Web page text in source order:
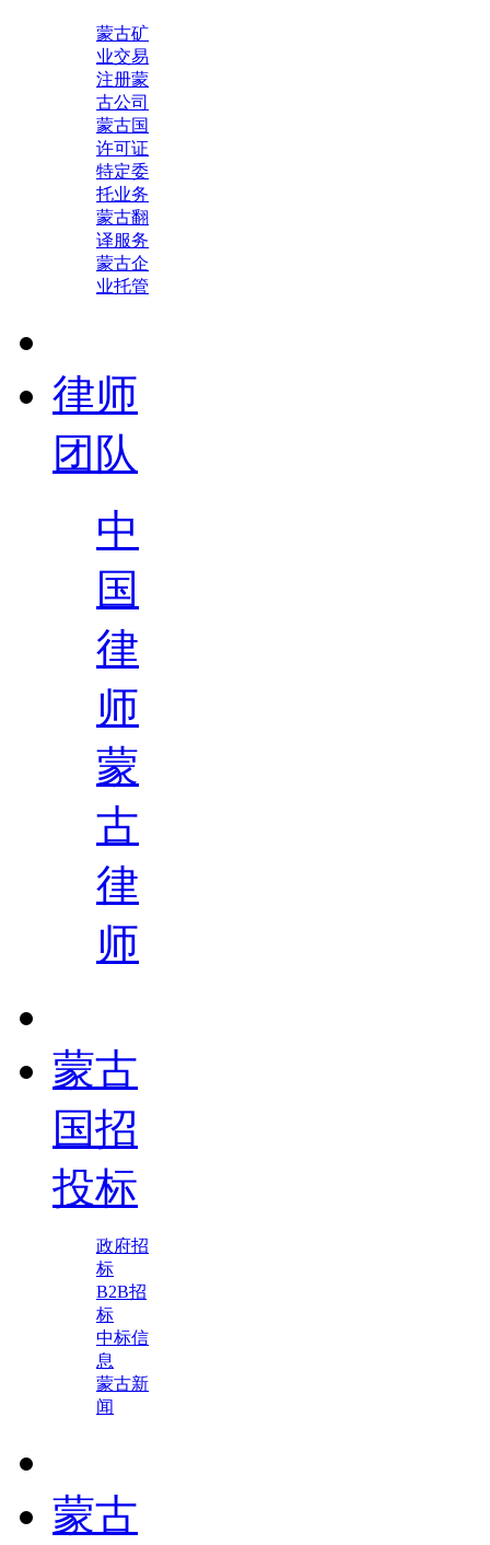
蒙古矿
业交易
注册蒙
古公司
蒙古国
许可证
特定委
托业务
蒙古翻
译服务
蒙古企
业托管
律师
团队
中
国
律
师
蒙
古
律
师
蒙古
国招
投标
政府招
标
B2B招
标
中标信
息
蒙古新
闻
蒙古